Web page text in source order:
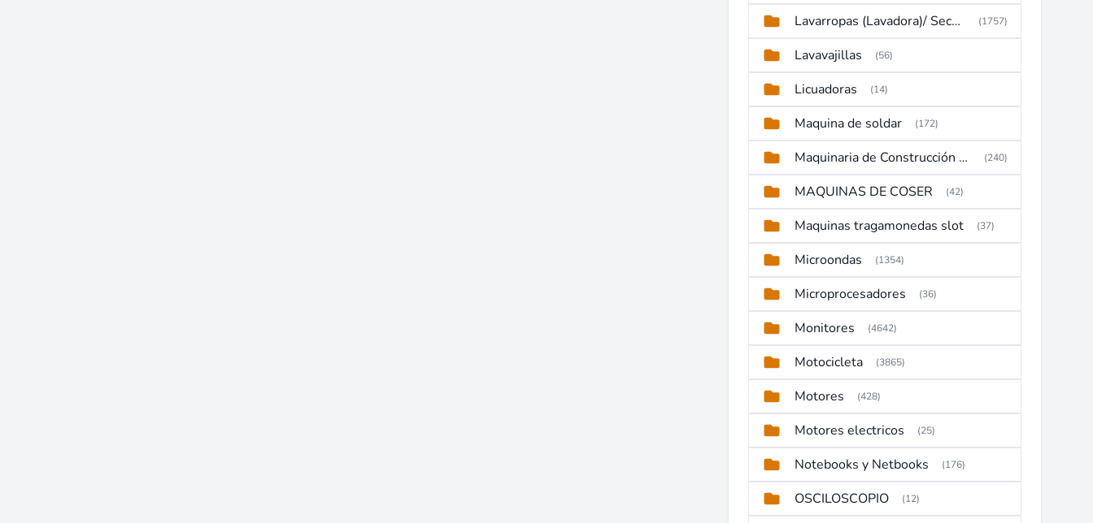
Lavarropas (Lavadora)/ Secadoras (1757)
Lavavajillas (56)
Licuadoras (14)
Maquina de soldar (172)
Maquinaria de Construcción (Maquinaria Pesada) (240)
MAQUINAS DE COSER (42)
Maquinas tragamonedas slot (37)
Microondas (1354)
Microprocesadores (36)
Monitores (4642)
Motocicleta (3865)
Motores (428)
Motores electricos (25)
Notebooks y Netbooks (176)
OSCILOSCOPIO (12)